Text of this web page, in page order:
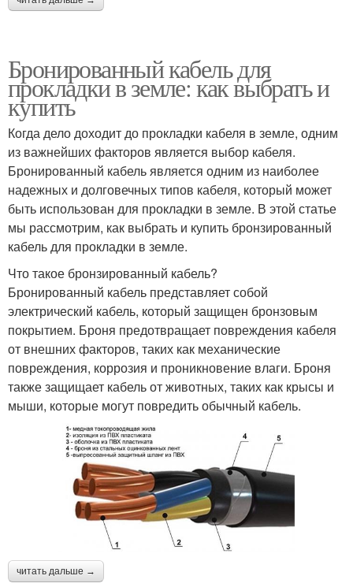
Бронированный кабель для
прокладки в земле: как выбрать и
купить
Когда дело доходит до прокладки кабеля в земле, одним
из важнейших факторов является выбор кабеля.
Бронированный кабель является одним из наиболее
надежных и долговечных типов кабеля, который может
быть использован для прокладки в земле. В этой статье
мы рассмотрим, как выбрать и купить бронзированный
кабель для прокладки в земле.
Что такое бронзированный кабель?
Бронированный кабель представляет собой
электрический кабель, который защищен бронзовым
покрытием. Броня предотвращает повреждения кабеля
от внешних факторов, таких как механические
повреждения, коррозия и проникновение влаги. Броня
также защищает кабель от животных, таких как крысы и
мыши, которые могут повредить обычный кабель.
читать дальше →